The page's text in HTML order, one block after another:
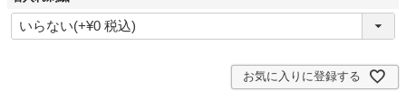
(
必
須
お気に入りに登録する